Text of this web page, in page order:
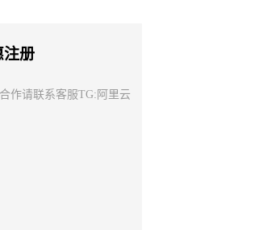
注册
作请联系客服TG:阿里云